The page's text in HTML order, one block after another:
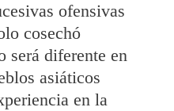
ofensivas
cosechó
será diferente en
asiáticos
en la